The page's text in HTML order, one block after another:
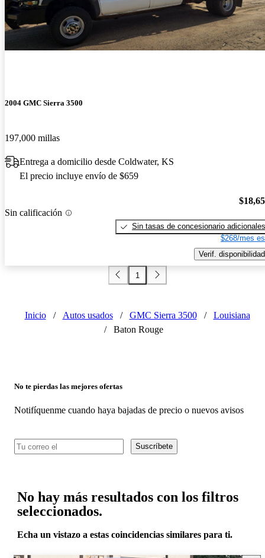
2004 GMC Sierra 3500
197,000 millas
Entrega a domicilio desde Coldwater, KS
El precio incluye envío de $659
Sin calificación
Sin tasas de concesionario adicionales
$268/mes
Verif. disponibilidad
1
Inicio / Autos usados / GMC Sierra 3500 /
Louisiana
/
Baton Rouge
No te pierdas las mejores ofertas
Notifíquenme cuando haya bajadas de precio o nuevos avisos
Suscríbete
No hay más resultados con los filtros
seleccionados.
Echa un vistazo a estas coincidencias similares para ti.